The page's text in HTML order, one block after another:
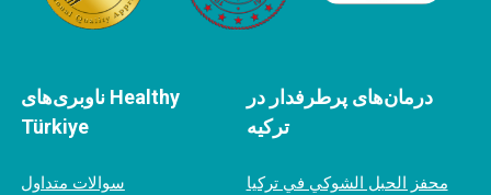
ناوبری‌های Healthy
Türkiye
سوالات متداول
درمان‌های پرطرفدار در
ترکیه
محفز الحبل الشوكي في تركيا